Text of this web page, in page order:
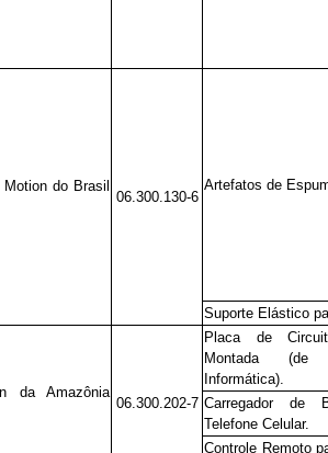
do Brasil
06.300.130-6
Artefatos de
Suporte Elástico
da Amazônia
06.300.202-7
Placa de
Montada
Informática).
Carregador de
Telefone Celular.
Controle Remoto